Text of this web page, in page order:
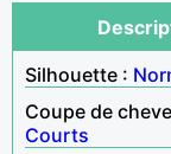
Silhouette :
Coupe de
Courts